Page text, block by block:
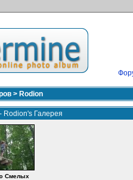
> Rodion
Rodion's Галерея
Смелых